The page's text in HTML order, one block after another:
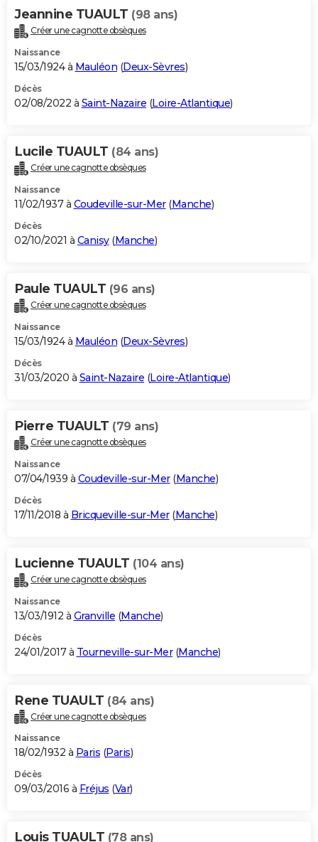
Jeannine TUAULT (98 ans)
Créer une cagnotte obsèques
Naissance
15/03/1924 à Mauléon (Deux-Sèvres)
Décès
02/08/2022 à Saint-Nazaire (Loire-Atlantique)
Lucile TUAULT (84 ans)
Créer une cagnotte obsèques
Naissance
11/02/1937 à Coudeville-sur-Mer(Manche)
Décès
02/10/2021 à Canisy(Manche)
Paule TUAULT (96 ans)
Créer une cagnotte obsèques
Naissance
15/03/1924 à Mauléon (Deux-Sèvres)
Décès
31/03/2020 à Saint-Nazaire (Loire-Atlantique)
Pierre TUAULT (79 ans)
Créer une cagnotte obsèques
Naissance
07/04/1939 à Coudeville-sur-Mer(Manche)
Décès
17/11/2018 à Bricqueville-sur-Mer(Manche)
Lucienne TUAULT (104 ans)
Créer une cagnotte obsèques
Naissance
13/03/1912 à Granville (Manche)
Décès
24/01/2017 à Tourneville-sur-Mer(Manche)
Rene TUAULT (84 ans)
Créer une cagnotte obsèques
Naissance
18/02/1932 à Paris (Paris)
Décès
09/03/2016 à Fréjus (Var)
Louis TUAULT (78 ans)